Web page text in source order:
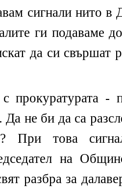
сигнали
ги подаваме
да си свършат
прокуратурата -
не би да са
При това
на
разбра за